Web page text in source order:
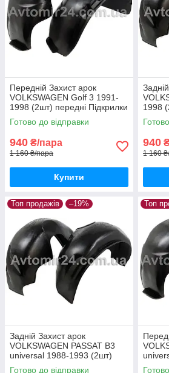
Передній Захист арок
VOLKSWAGEN Golf 3 1991-
1998 (2шт) передні Підкрилки
Фольксваген Гольф 3 пара
передніх
Готово до відправки
940 ₴/пара
1 160 ₴/пара
Купити
1998
задніх
940
1 160
Топ продажів –19%
Задній Захист арок
VOLKSWAGEN PASSAT B3
universal 1988-1993 (2шт)
задні Підкрилки Фольцваген
Готово до відправки
Топ